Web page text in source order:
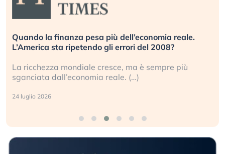
Quando la finanza pesa più dell’economia reale.
L’America sta ripetendo gli errori del 2008?
La ricchezza mondiale cresce, ma è sempre più
sganciata dall’economia reale. (…)
24 luglio 2026